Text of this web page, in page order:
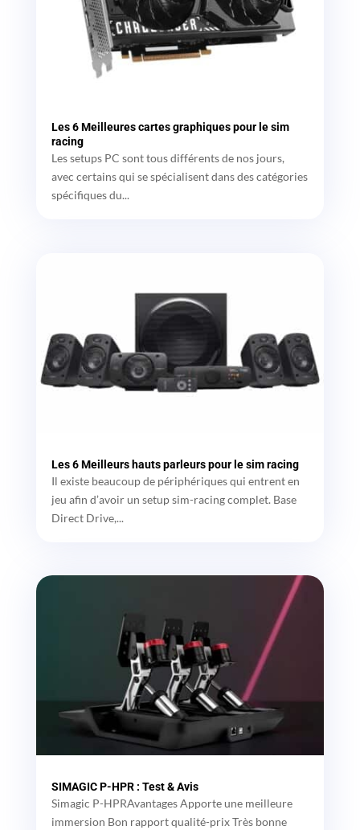
Les 6 Meilleures cartes graphiques pour le sim
racing
Les setups PC sont tous différents de nos jours,
avec certains qui se spécialisent dans des catégories
spécifiques du...
Les 6 Meilleurs hauts parleurs pour le sim racing
Il existe beaucoup de périphériques qui entrent en
jeu afin d’avoir un setup sim-racing complet. Base
Direct Drive,...
SIMAGIC P-HPR : Test & Avis
Simagic P-HPRAvantages Apporte une meilleure
immersion Bon rapport qualité-prix Très bonne